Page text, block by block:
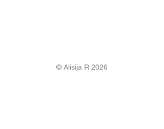
© Alisija R 2026